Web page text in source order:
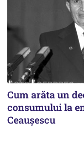
Cum arăta un
consumului la
Ceaușescu